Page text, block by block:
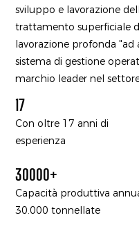
sviluppo e lavorazione
trattamento superficiale
lavorazione profonda "ad
sistema di gestione
marchio leader nel
17
Con oltre 17 anni di
esperienza
30000+
Capacità produttiva
30.000 tonnellate